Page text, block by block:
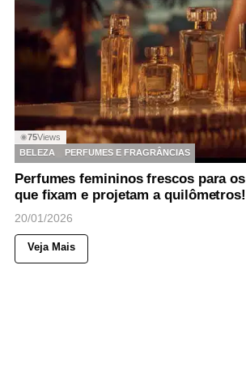
◉75Views
BELEZA
PERFUMES E FRAGRÂNCIAS
Perfumes femininos frescos para
que fixam e projetam a quilômetros!
20/01/2026
Veja Mais